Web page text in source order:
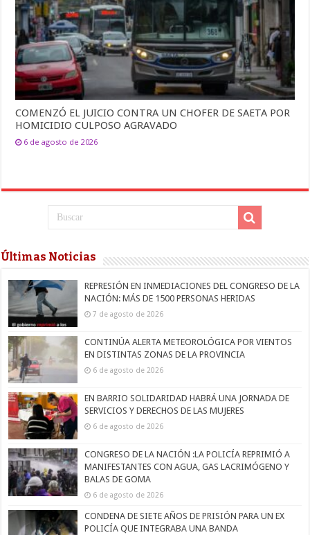
COMENZÓ EL JUICIO CONTRA UN CHOFER DE SAETA POR
HOMICIDIO CULPOSO AGRAVADO
6 de agosto de 2026
Últimas Noticias
REPRESIÓN EN INMEDIACIONES DEL CONGRESO DE LA
NACIÓN: MÁS DE 1500 PERSONAS HERIDAS
7 de agosto de 2026
CONTINÚA ALERTA METEOROLÓGICA POR VIENTOS
EN DISTINTAS ZONAS DE LA PROVINCIA
6 de agosto de 2026
EN BARRIO SOLIDARIDAD HABRÁ UNA JORNADA DE
SERVICIOS Y DERECHOS DE LAS MUJERES
6 de agosto de 2026
CONGRESO DE LA NACIÓN :LA POLICÍA REPRIMIÓ A
MANIFESTANTES CON AGUA, GAS LACRIMÓGENO Y
BALAS DE GOMA
6 de agosto de 2026
CONDENA DE SIETE AÑOS DE PRISIÓN PARA UN EX
POLICÍA QUE INTEGRABA UNA BANDA